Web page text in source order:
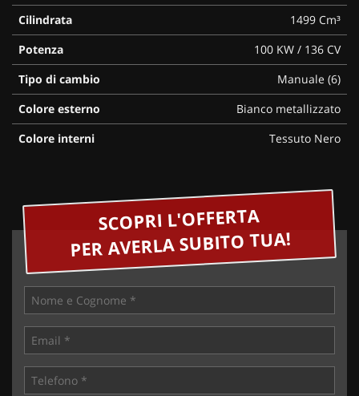
Cilindrata
1499 Cm³
Potenza
100 KW / 136 CV
Tipo di cambio
Manuale (6)
Colore esterno
Bianco metallizzato
Colore interni
Tessuto Nero
SCOPRI L'OFFERTA
PER AVERLA SUBITO TUA!